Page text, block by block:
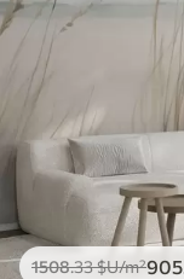
1508.33$U/m²905